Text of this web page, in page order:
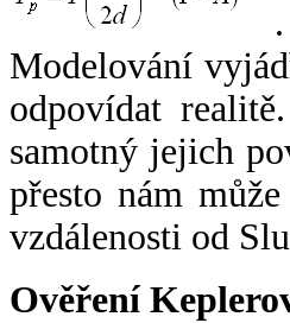
.
Modelování
odpovídat
samotný jejich
přesto nám
vzdálenosti od
Ověření